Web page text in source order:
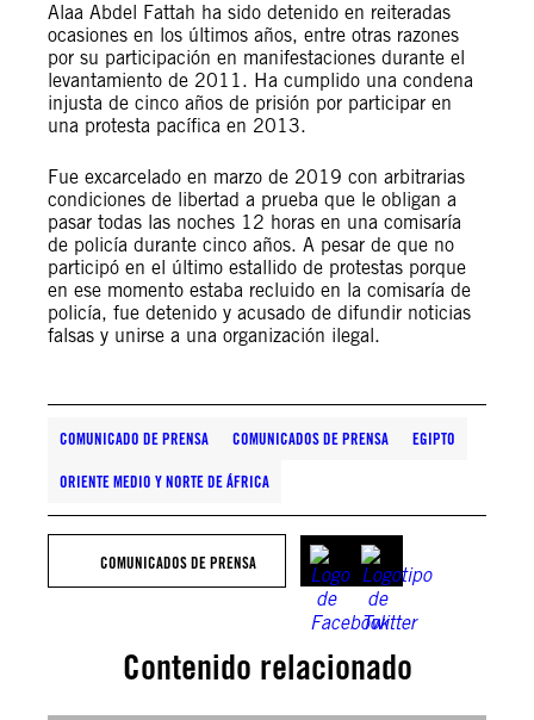
Alaa Abdel Fattah ha sido detenido en reiteradas
ocasiones en los últimos años, entre otras razones
por su participación en manifestaciones durante el
levantamiento de 2011. Ha cumplido una condena
injusta de cinco años de prisión por participar en
una protesta pacífica en 2013.
Fue excarcelado en marzo de 2019 con arbitrarias
condiciones de libertad a prueba que le obligan a
pasar todas las noches 12 horas en una comisaría
de policía durante cinco años. A pesar de que no
participó en el último estallido de protestas porque
en ese momento estaba recluido en la comisaría de
policía, fue detenido y acusado de difundir noticias
falsas y unirse a una organización ilegal.
COMUNICADO DE PRENSA COMUNICADOS DE PRENSA EGIPTO
ORIENTE MEDIO Y NORTE DE ÁFRICA
COMUNICADOS DE PRENSA
Contenido relacionado